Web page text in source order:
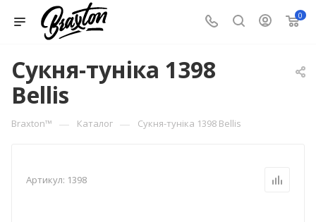
0
Сукня-туніка 1398
Bellis
Braxton™ — Каталог — Сукня-туніка 1398 Bellis
Артикул: 1398